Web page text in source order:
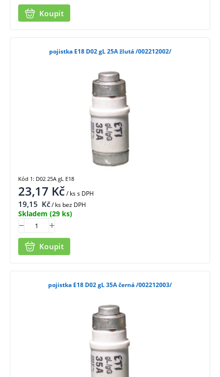
Koupit
pojistka E18 D02 gL 25A žlutá /002212002/
23,17 Kč/ kss DPH
19,15 Kč/ ks bez DPH
Skladem (29 ks)
Koupit
Kód 1: D02 25A gL E18
pojistka E18 D02 gL 35A černá /002212003/